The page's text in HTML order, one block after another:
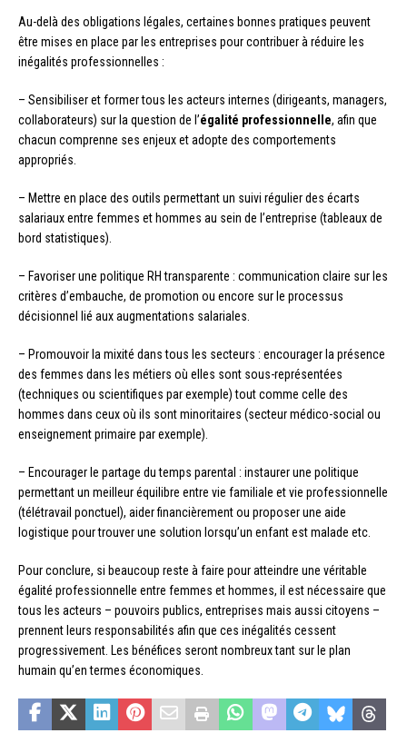
Au-delà des obligations légales, certaines bonnes pratiques peuvent
être mises en place par les entreprises pour contribuer à réduire les
inégalités professionnelles :
– Sensibiliser et former tous les acteurs internes (dirigeants, managers,
collaborateurs) sur la question de l’égalité professionnelle, afin que
chacun comprenne ses enjeux et adopte des comportements
appropriés.
– Mettre en place des outils permettant un suivi régulier des écarts
salariaux entre femmes et hommes au sein de l’entreprise (tableaux de
bord statistiques).
– Favoriser une politique RH transparente : communication claire sur les
critères d’embauche, de promotion ou encore sur le processus
décisionnel lié aux augmentations salariales.
– Promouvoir la mixité dans tous les secteurs : encourager la présence
des femmes dans les métiers où elles sont sous-représentées
(techniques ou scientifiques par exemple) tout comme celle des
hommes dans ceux où ils sont minoritaires (secteur médico-social ou
enseignement primaire par exemple).
– Encourager le partage du temps parental : instaurer une politique
permettant un meilleur équilibre entre vie familiale et vie professionnelle
(télétravail ponctuel), aider financièrement ou proposer une aide
logistique pour trouver une solution lorsqu’un enfant est malade etc.
Pour conclure, si beaucoup reste à faire pour atteindre une véritable
égalité professionnelle entre femmes et hommes, il est nécessaire que
tous les acteurs – pouvoirs publics, entreprises mais aussi citoyens –
prennent leurs responsabilités afin que ces inégalités cessent
progressivement. Les bénéfices seront nombreux tant sur le plan
humain qu’en termes économiques.